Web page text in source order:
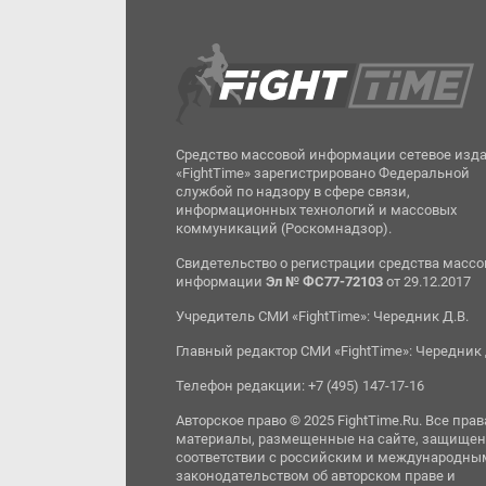
Средство массовой информации сетевое
«FightTime» зарегистрировано Федеральной
службой по надзору в сфере связи,
информационных технологий и массовых
коммуникаций (Роскомнадзор).
Свидетельство о регистрации средства
информацииЭл № ФС77-72103 от 29.12.2017
Учредитель СМИ «FightTime»: Чередник Д.В.
Главный редактор СМИ «FightTime»: Чередник
Телефон редакции: +7 (495) 147-17-16
Авторское право © 2025 FightTime.Ru. Все
материалы, размещенные на сайте,
соответствии с российским и
законодательством об авторском праве и